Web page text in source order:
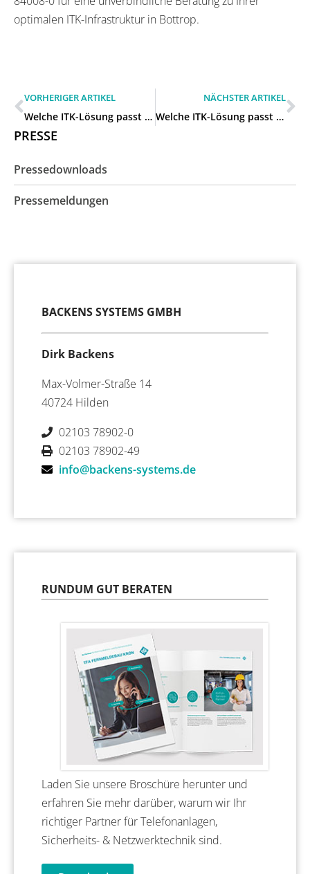
optimalen ITK-Infrastruktur in Bottrop.
VORHERIGER ARTIKEL
Welche ITK-Lösung passt zu unserem mittelständischen Betrieb in Oberhausen?
NÄCHSTER ARTIKEL
Welche ITK-Lösung passt zu unserem mittelständischen Betrieb in Gelsenkirchen?
PRESSE
Pressedownloads
Pressemeldungen
BACKENS SYSTEMS GMBH
Dirk Backens
Max-Volmer-Straße 14
40724 Hilden
02103 78902-0
02103 78902-49
info@backens-systems.de
RUNDUM GUT BERATEN
Laden Sie unsere Broschüre herunter und
erfahren Sie mehr darüber, warum wir Ihr
richtiger Partner für Telefonanlagen,
Sicherheits- & Netzwerktechnik sind.